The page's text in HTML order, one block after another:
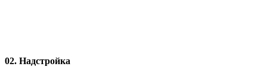
02. Надстройка